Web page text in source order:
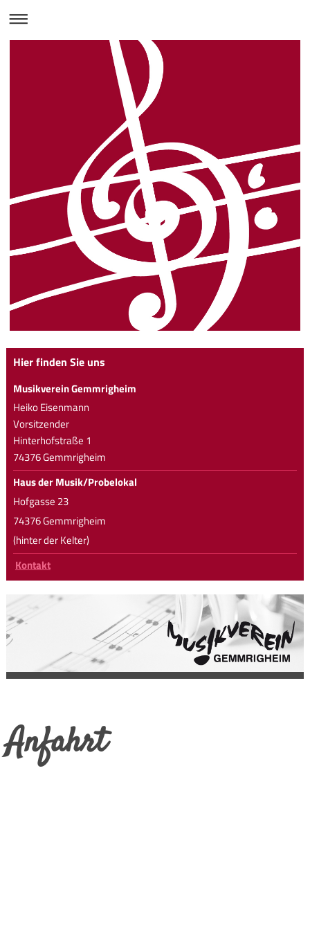
Hier finden Sie uns
Musikverein Gemmrigheim
Heiko Eisenmann
Vorsitzender
Hinterhofstraße 1
74376 Gemmrigheim
Haus der Musik/Probelokal
Hofgasse 23
74376 Gemmrigheim
(hinter der Kelter)
Kontakt
Anfahrt